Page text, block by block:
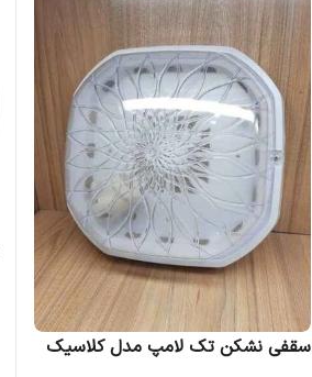
سقفی نشکن تک لامپ مدل کلاسیک